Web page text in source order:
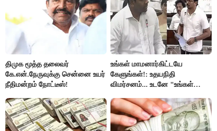
திமுக மூத்த தலைவர்
கே.என்.நேருவுக்கு சென்னை உயர்
நீதிமன்றம் நோட்டீஸ்!
உங்கள் மாமனார்கிட்டயே
கேளுங்கள்!: உதயநிதி
விமர்சனம்... உடனே "உங்கள்
ஆதவ் அர்ஜுனா பதிலடி!